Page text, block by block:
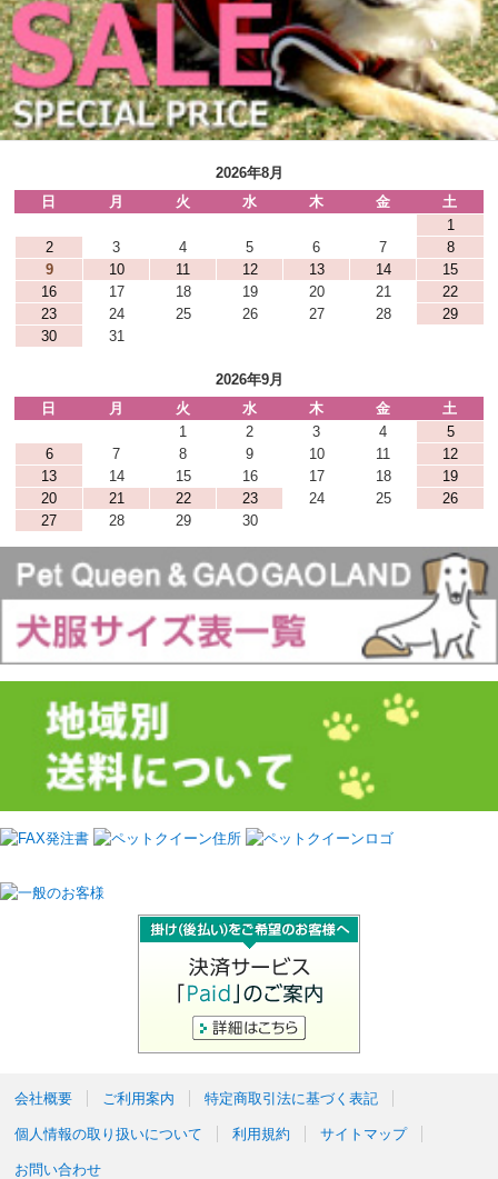
2026年8月
日
月 火 水 木 金
土
1
2
3 4 5 6 7
8
9
10 11 12 13 14
15
16
17 18 19 20 21
22
23
24 25 26 27 28
29
30
31
2026年9月
日
月 火 水 木 金
土
1
2 3 4
5
6
7 8 9 10 11
12
13
14 15 16 17 18
19
20
21 22 23 24 25
26
27
28 29 30
会社概要 ご利用案内 特定商取引法に基づく表記
個人情報の取り扱いについて 利用規約 サイトマップ
お問い合わせ